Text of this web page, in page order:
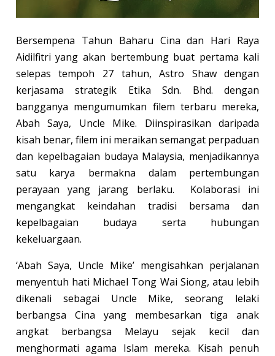
Bersempena Tahun Baharu Cina dan Hari Raya
Aidilfitri yang akan bertembung buat pertama kali
selepas tempoh 27 tahun, Astro Shaw dengan
kerjasama strategik Etika Sdn. Bhd. dengan
bangganya mengumumkan filem terbaru mereka,
Abah Saya, Uncle Mike. Diinspirasikan daripada
kisah benar, filem ini meraikan semangat perpaduan
dan kepelbagaian budaya Malaysia, menjadikannya
satu karya bermakna dalam pertembungan
perayaan yang jarang berlaku. Kolaborasi ini
mengangkat keindahan tradisi bersama dan
kepelbagaian budaya serta hubungan
kekeluargaan.
‘Abah Saya, Uncle Mike’ mengisahkan perjalanan
menyentuh hati Michael Tong Wai Siong, atau lebih
dikenali sebagai Uncle Mike, seorang lelaki
berbangsa Cina yang membesarkan tiga anak
angkat berbangsa Melayu sejak kecil dan
menghormati agama Islam mereka. Kisah penuh